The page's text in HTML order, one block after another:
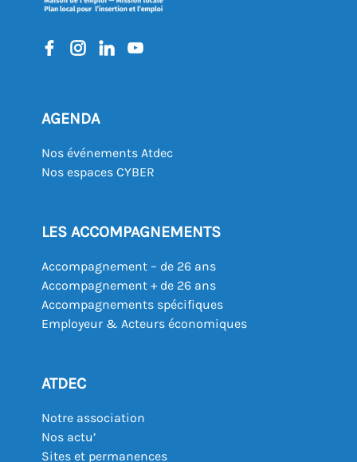
AGENDA
Nos événements Atdec
Nos espaces CYBER
LES ACCOMPAGNEMENTS
Accompagnement – de 26 ans
Accompagnement + de 26 ans
Accompagnements spécifiques
Employeur & Acteurs économiques
ATDEC
Notre association
Nos actu’
Sites et permanences